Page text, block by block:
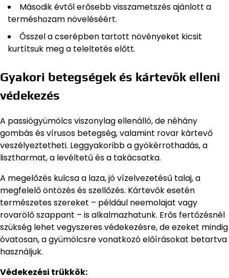
Második évtől erősebb visszametszés ajánlott a
terméshozam növeléséért.
Ősszel a cserépben tartott növényeket kicsit
kurtítsuk meg a teleltetés előtt.
Gyakori betegségek és kártevők elleni
védekezés
A passiógyümölcs viszonylag ellenálló, de néhány
gombás és vírusos betegség, valamint rovar kártevő
veszélyeztetheti. Leggyakoribb a gyökérrothadás, a
lisztharmat, a levéltetű és a takácsatka.
A megelőzés kulcsa a laza, jó vízelvezetésű talaj, a
megfelelő öntözés és szellőzés. Kártevők esetén
természetes szereket – például neemolajat vagy
rovarölő szappant – is alkalmazhatunk. Erős fertőzésnél
szükség lehet vegyszeres védekezésre, de ezeket mindig
óvatosan, a gyümölcsre vonatkozó előírásokat betartva
használjuk.
Védekezési trükkök: